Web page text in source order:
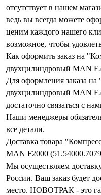
отсутствует в нашем
ведь вы всегда можете
ценим каждого нашего
возможное, чтобы
Как оформить заказ на
двухцилиндровый MAN
Для оформления заказа
двухцилиндровый MAN
достаточно связаться с
Наши менеджеры
все детали.
Доставка товара
MAN F2000
Мы осуществляем
России. Ваш заказ будет
место. НОВОТРАК - это